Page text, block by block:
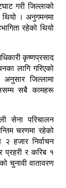
गरी जिल्लाको
थियो । अनुगमनमा
रहेको थियो
कृष्णप्रसाद
लागि गरिएको
अनुसार जिल्लामा
सबै कामहरू
सेना परिचालन
चरणमा रहेको
हजार निर्वाचन
प्रहरी र करिब १
चुनावी वातावरण